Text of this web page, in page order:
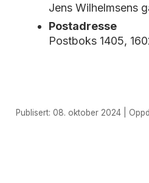
Jens Wilhelmsens
Postadresse
Postboks 1405,
Publisert: 08. oktober 2024 |